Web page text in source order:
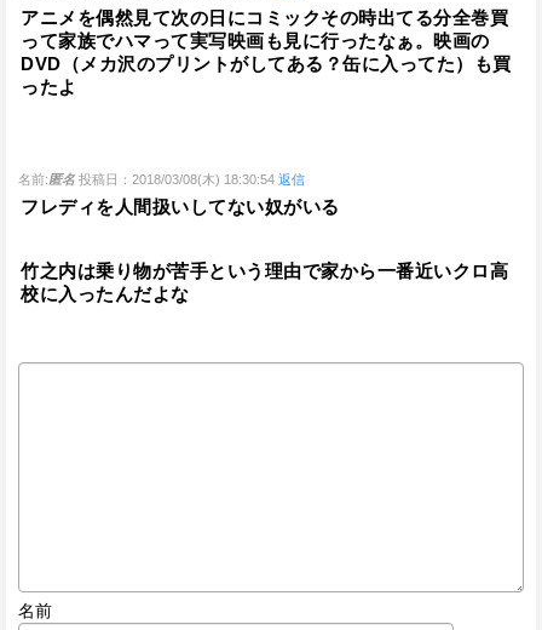
アニメを偶然見て次の日にコミックその時出てる分全巻買
って家族でハマって実写映画も見に行ったなぁ。映画の
DVD（メカ沢のプリントがしてある？缶に入ってた）も買
ったよ
名前:匿名 投稿日：2018/03/08(木) 18:30:54 返信
フレディを人間扱いしてない奴がいる
竹之内は乗り物が苦手という理由で家から一番近いクロ高
校に入ったんだよな
名前